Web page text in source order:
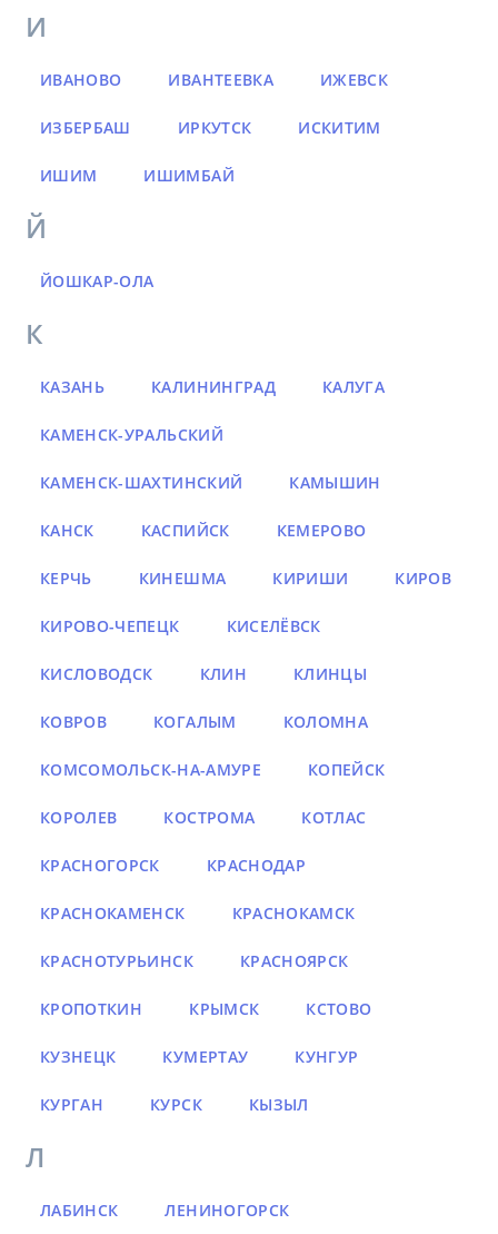
И
ИВАНОВО ИВАНТЕЕВКА ИЖЕВСК
ИЗБЕРБАШ ИРКУТСК ИСКИТИМ
ИШИМ ИШИМБАЙ
Й
ЙОШКАР-ОЛА
К
КАЗАНЬ КАЛИНИНГРАД КАЛУГА
КАМЕНСК-УРАЛЬСКИЙ
КАМЕНСК-ШАХТИНСКИЙ КАМЫШИН
КАНСК КАСПИЙСК КЕМЕРОВО
КЕРЧЬ КИНЕШМА КИРИШИ КИРОВ
КИРОВО-ЧЕПЕЦК КИСЕЛЁВСК
КИСЛОВОДСК КЛИН КЛИНЦЫ
КОВРОВ КОГАЛЫМ КОЛОМНА
КОМСОМОЛЬСК-НА-АМУРЕ КОПЕЙСК
КОРОЛЕВ КОСТРОМА КОТЛАС
КРАСНОГОРСК КРАСНОДАР
КРАСНОКАМЕНСК КРАСНОКАМСК
КРАСНОТУРЬИНСК КРАСНОЯРСК
КРОПОТКИН КРЫМСК КСТОВО
КУЗНЕЦК КУМЕРТАУ КУНГУР
КУРГАН КУРСК КЫЗЫЛ
Л
ЛАБИНСК ЛЕНИНОГОРСК